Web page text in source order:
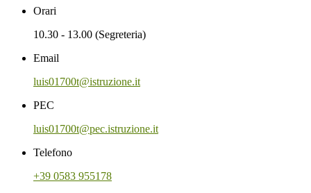
Orari
10.30 - 13.00 (Segreteria)
Email
luis01700t@istruzione.it
PEC
luis01700t@pec.istruzione.it
Telefono
+39 0583 955178